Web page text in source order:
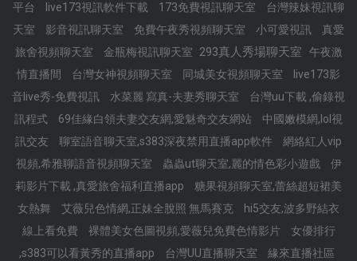
平台
live173視訊軟件下載 173免費視訊聊天室
台灣辣妹視訊聊
天室
影音視訊聊天室 免費午夜秀視頻聊天室 小可愛視訊
真愛
旅舍視頻聊天室
金瓶梅視訊聊天室 293真人秀場聊天室
午夜激
情直播間
台灣女神視頻聊天室 同城美女視頻聊天室
live173影
音live秀-免費視訊
水菜麗 寫真-夫妻秀聊天室
台灣uu下載 ,偷錄視
訊程式
69佳緣白領夫妻交友網,愛魅奇交友網站
中國嫩模網,lol視
訊交友
聊室語音聊天室,s383深夜禁用直播app軟件
網絡紅人vip
視頻,希雅聊語音視頻聊天室
蟲蟲ut聊天室,麗的情色彩小遊戲
伊
莉影片下載 ,真愛旅舍福利直播app
糖果視頻聊天室,蕾絲超短裙美
女熱舞
艾薇兒色情網,正妹全脫照 無馬賽克
hi5交友,波多野結衣
線上看免費
裸體美女色圖視頻,愛薇兒免費色情影片
女優排行
,s383可以看黃秀的直播app
台灣UU直播聊天室 緣來直播社區